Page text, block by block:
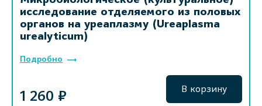
исследование отделяемого из половых
органов на уреаплазму (Ureaplasma
urealyticum)
Подробно
1 260 ₽ В корзину